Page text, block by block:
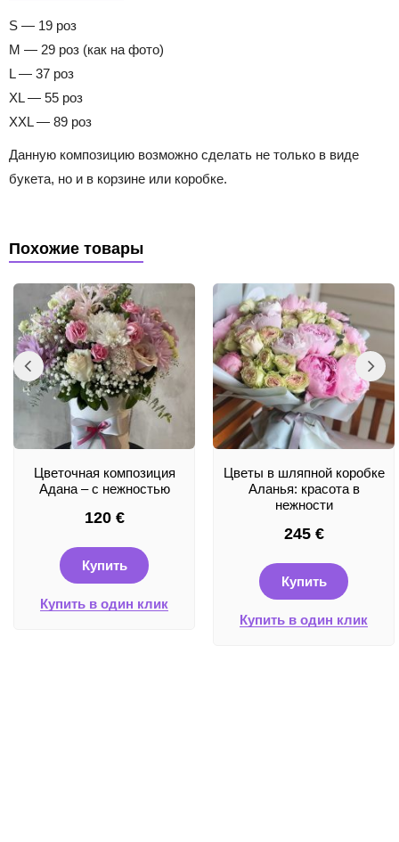
S — 19 роз
M — 29 роз (как на фото)
L — 37 роз
XL — 55 роз
XXL — 89 роз
Данную композицию возможно сделать не только в виде
букета, но и в корзине или коробке.
Похожие товары
Цветочная композиция
Адана – с нежностью
120 €
Купить
Купить в один клик
Цветы в шляпной коробке
Аланья: красота в
нежности
245 €
Купить
Купить в один клик